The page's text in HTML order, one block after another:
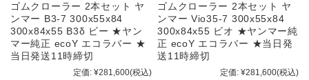
ゴムクローラー 2本セット ヤ
ンマー B3-7 300x55x84
300x84x55 B3δ ビー ★ヤン
マー純正 ecoY エコラバー ★
当日発送11時締切
定価: ¥281,600(税込)
ゴムクローラー 2本セット ヤ
ンマー Vio35-7 300x55x84
300x84x55 ビオ ★ヤンマー純
正 ecoY エコラバー ★当日発
送11時締切
定価: ¥281,600(税込)